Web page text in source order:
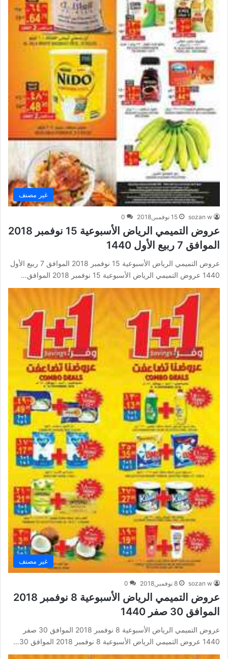
غير مصنف
sozan w 15 نوفمبر,2018 0
عروض التميمي الرياض الأسبوعية 15 نوفمبر 2018
الموافق 7 ربيع الأول 1440
عروض التميمي الرياض الأسبوعية 15 نوفمبر 2018 الموافق 7 ربيع الأول
1440 عروض التميمي الرياض الأسبوعية 15 نوفمبر 2018 الموافق…
غير مصنف
sozan w 8 نوفمبر,2018 0
عروض التميمي الرياض الأسبوعية 8 نوفمبر 2018
الموافق 30 صفر 1440
عروض التميمي الرياض الأسبوعية 8 نوفمبر 2018 الموافق 30 صفر
1440 عروض التميمي الرياض الأسبوعية 8 نوفمبر 2018 الموافق 30…